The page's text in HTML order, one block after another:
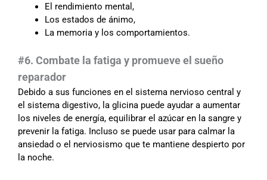
El rendimiento mental,
Los estados de ánimo,
La memoria y los comportamientos.
#6. Combate la fatiga y promueve el sueño
reparador
Debido a sus funciones en el sistema nervioso central y
el sistema digestivo, la glicina puede ayudar a aumentar
los niveles de energía, equilibrar el azúcar en la sangre y
prevenir la fatiga. Incluso se puede usar para calmar la
ansiedad o el nerviosismo que te mantiene despierto por
la noche.